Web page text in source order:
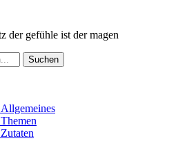
der gefühle ist der magen